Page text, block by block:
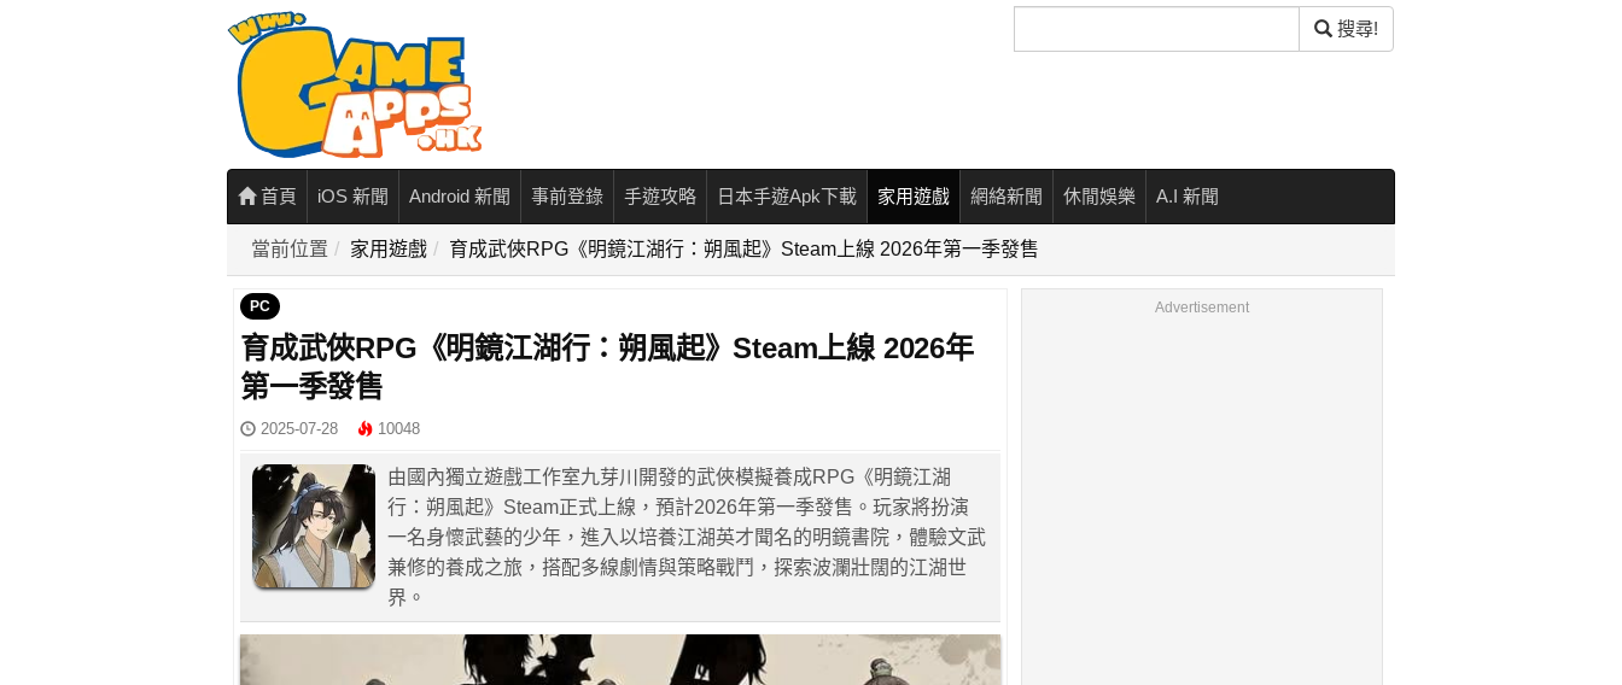
尋
搜尋!
首頁 iOS 新聞 Android 新聞 事前登錄 手遊攻略 日本手遊Apk下載 家用遊戲 網絡新聞 休閒娛樂 A.I 新聞
當前位置 家用遊戲 育成武俠RPG《明鏡江湖行：朔風起》Steam上線 2026年第一季發售
PC
育成武俠RPG《明鏡江湖行：朔風起》Steam上線 2026年
第一季發售
2025-07-28 10048
由國內獨立遊戲工作室九芽川開發的武俠模擬養成RPG《明鏡江湖
行：朔風起》Steam正式上線，預計2026年第一季發售。玩家將扮演
一名身懷武藝的少年，進入以培養江湖英才聞名的明鏡書院，體驗文武
兼修的養成之旅，搭配多線劇情與策略戰鬥，探索波瀾壯闊的江湖世
界。
Advertisement